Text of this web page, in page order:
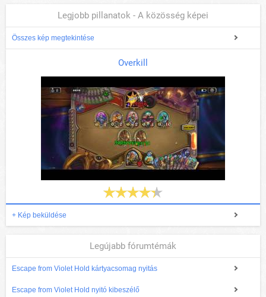
Legjobb pillanatok - A közösség képei
Összes kép megtekintése
Overkill
+ Kép beküldése
Legújabb fórumtémák
Escape from Violet Hold kártyacsomag nyitás
Escape from Violet Hold nyitó kibeszélő